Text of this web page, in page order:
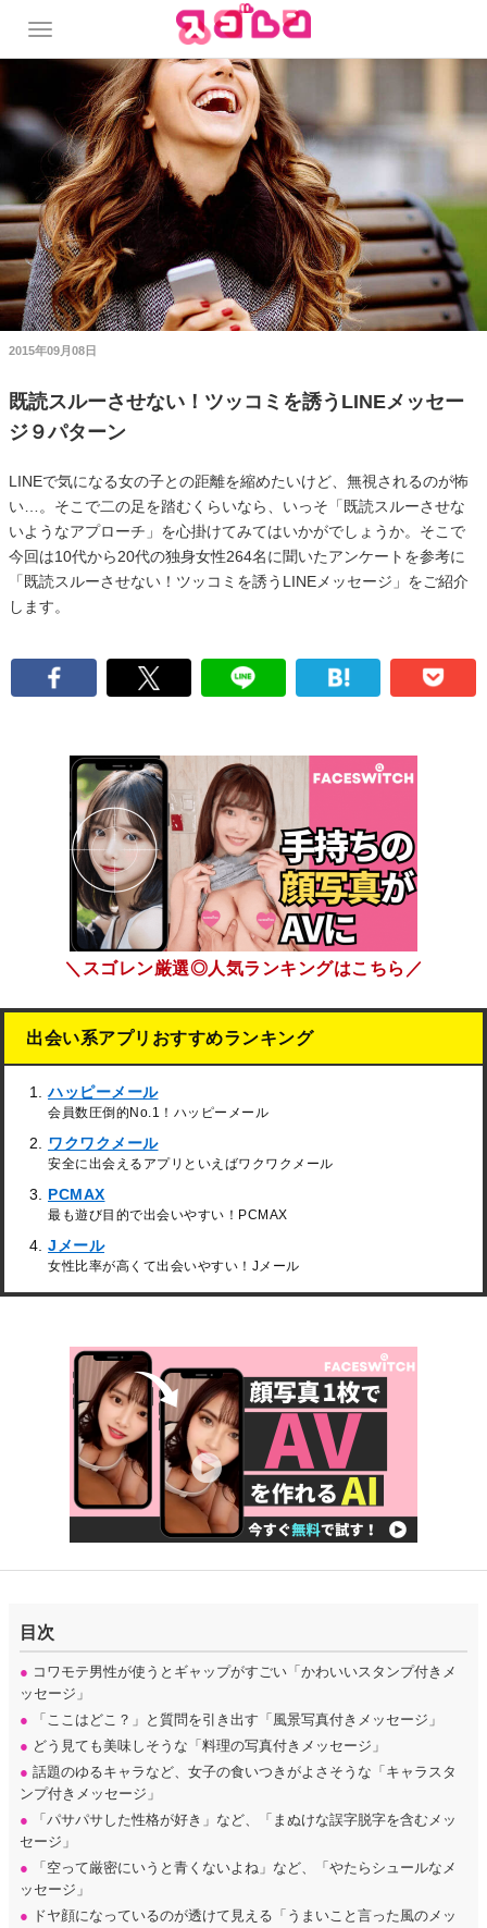
2015年09月08日
既読スルーさせない！ツッコミを誘うLINEメッセー
ジ９パターン
LINEで気になる女の子との距離を縮めたいけど、無視されるのが怖
い…。そこで二の足を踏むくらいなら、いっそ「既読スルーさせな
いようなアプローチ」を心掛けてみてはいかがでしょうか。そこで
今回は10代から20代の独身女性264名に聞いたアンケートを参考に
「既読スルーさせない！ツッコミを誘うLINEメッセージ」をご紹介
します。
＼スゴレン厳選◎人気ランキングはこちら／
出会い系アプリおすすめランキング
ハッピーメール
会員数圧倒的No.1！ハッピーメール
ワクワクメール
安全に出会えるアプリといえばワクワクメール
PCMAX
最も遊び目的で出会いやすい！PCMAX
Jメール
女性比率が高くて出会いやすい！Jメール
目次
● コワモテ男性が使うとギャップがすごい「かわいいスタンプ付きメ
ッセージ」
● 「ここはどこ？」と質問を引き出す「風景写真付きメッセージ」
● どう見ても美味しそうな「料理の写真付きメッセージ」
● 話題のゆるキャラなど、女子の食いつきがよさそうな「キャラスタ
ンプ付きメッセージ」
● 「パサパサした性格が好き」など、「まぬけな誤字脱字を含むメッ
セージ」
● 「空って厳密にいうと青くないよね」など、「やたらシュールなメ
ッセージ」
● ドヤ顔になっているのが透けて見える「うまいこと言った風のメッ